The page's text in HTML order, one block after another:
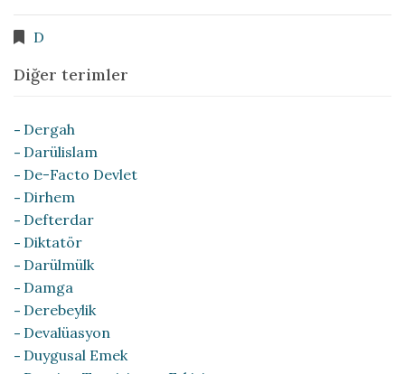
D
Diğer terimler
Dergah
Darülislam
De-Facto Devlet
Dirhem
Defterdar
Diktatör
Darülmülk
Damga
Derebeylik
Devalüasyon
Duygusal Emek